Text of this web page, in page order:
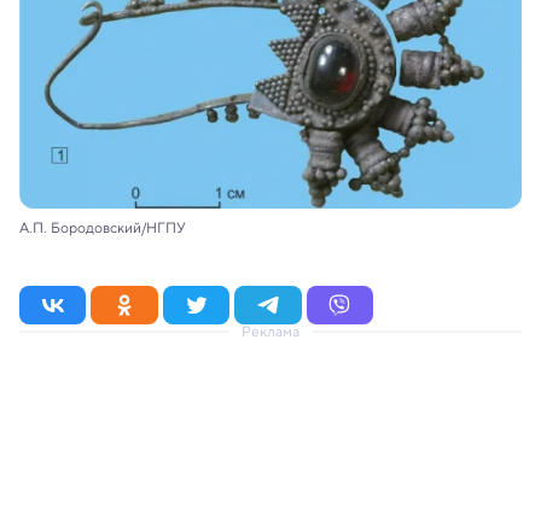
А.П. Бородовский/НГПУ
Реклама